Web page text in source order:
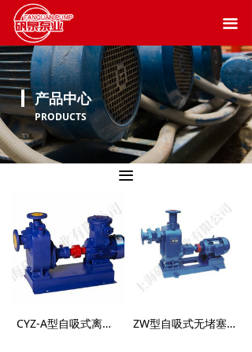
끀
끀
CYZ-A型自吸式离心油泵 ZW型自吸式无堵塞排污泵
产品中心
PRODUCTS